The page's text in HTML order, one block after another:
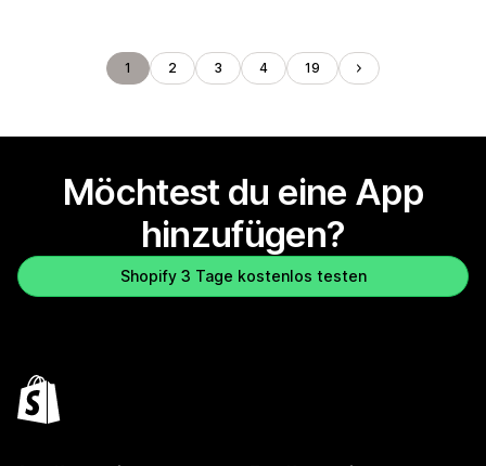
1 2 3 4 19
Möchtest du eine App
hinzufügen?
Shopify 3 Tage kostenlos testen